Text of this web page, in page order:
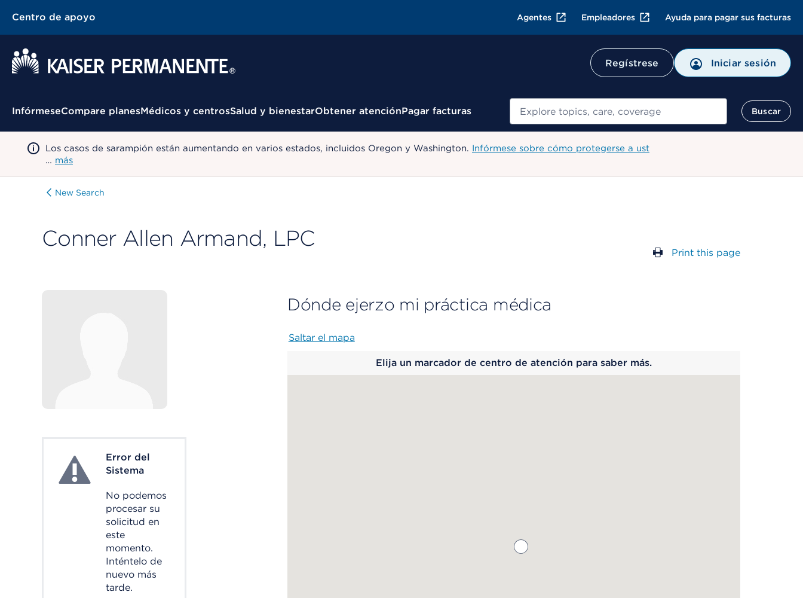
Centro de apoyo Agentes Empleadores Ayuda para pagar sus facturas
Regístrese Iniciar sesión
Menú contextual
InfórmeseCompare planesMédicos y centrosSalud y bienestarObtener atenciónPagar facturas Buscar
Buscar
Los casos de sarampión están aumentando en varios estados, incluidos Oregon y Washington. Infórmese sobre cómo protegerse a ust
… más
New Search
Conner Allen Armand, LPC
Print this page
System ErrorError del
Sistema
No podemos
procesar su
solicitud en
este
momento.
Inténtelo de
nuevo más
tarde.
Dónde ejerzo mi práctica médica
Saltar el mapa
Elija un marcador de centro de atención para saber más.